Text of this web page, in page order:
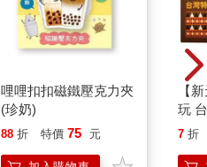
哩哩扣扣磁鐵壓克力夾
(珍奶)
88 折 特價 75 元
【
玩
桌
7 折